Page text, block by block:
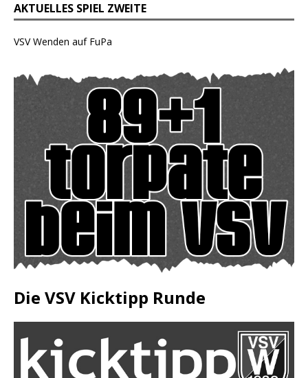
AKTUELLES SPIEL ZWEITE
VSV Wenden auf FuPa
Die VSV Kicktipp Runde